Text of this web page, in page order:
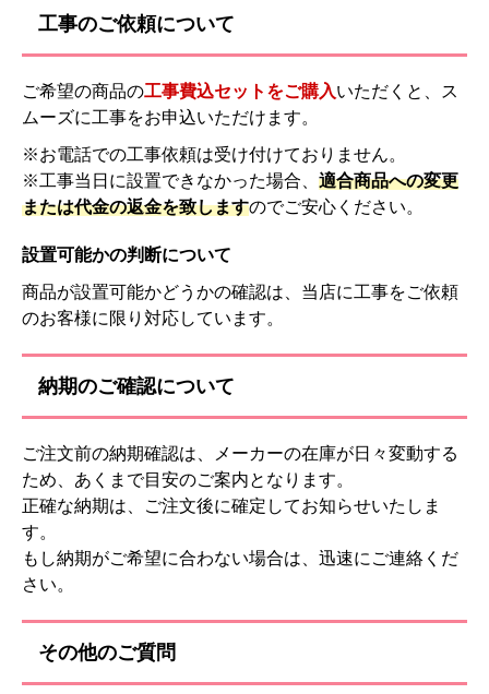
工事のご依頼について
ご希望の商品の工事費込セットをご購入いただくと、ス
ムーズに工事をお申込いただけます。
※お電話での工事依頼は受け付けておりません。
※工事当日に設置できなかった場合、 適合商品への変更
または代金の返金を致しますのでご安心ください。
設置可能かの判断について
商品が設置可能かどうかの確認は、当店に工事をご依頼
のお客様に限り対応しています。
納期のご確認について
ご注文前の納期確認は、メーカーの在庫が日々変動する
ため、あくまで目安のご案内となります。
正確な納期は、ご注文後に確定してお知らせいたしま
す。
もし納期がご希望に合わない場合は、迅速にご連絡くだ
さい。
その他のご質問